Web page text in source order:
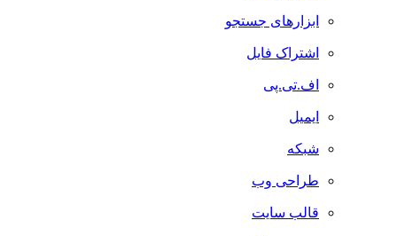
ابزارهای جستجو
اشتراک فایل
اف.تی.پی
ایمیل
شبکه
طراحی وب
قالب سایت